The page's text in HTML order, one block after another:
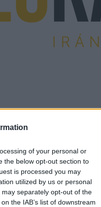
of your personal or
the below opt-out section to
is processed you may
utilized by us or personal
separately opt-out of the
the IAB’s list of downstream